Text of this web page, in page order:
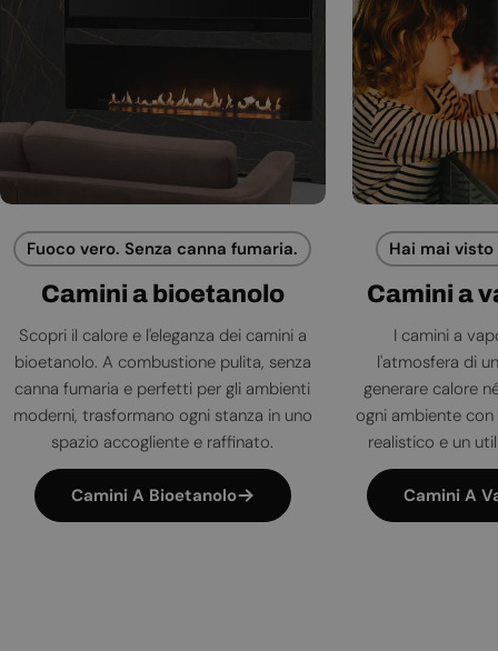
Fuoco vero. Senza canna fumaria.
Camini a bioetanolo
Scopri il calore e l'eleganza dei camini a
bioetanolo. A combustione pulita, senza
canna fumaria e perfetti per gli ambienti
moderni, trasformano ogni stanza in uno
spazio accogliente e raffinato.
Camini A Bioetanolo
Hai mai
Camini a
I camini a
l'atmosfera di
generare calore
ogni ambiente
realistico e un
Camini A